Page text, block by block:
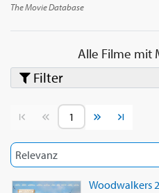
The Movie Database
Alle Filme mit
Vorherige SeiteNächste Seite
Woodwalkers 2
Filter